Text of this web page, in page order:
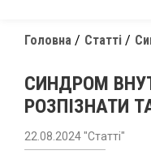
Головна Статті
СИНДРОМ
РОЗПІЗНАТИ
22.08.2024 "Статті"